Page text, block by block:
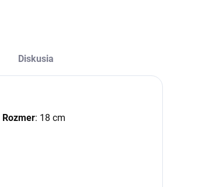
Diskusia
Rozmer: 18 cm